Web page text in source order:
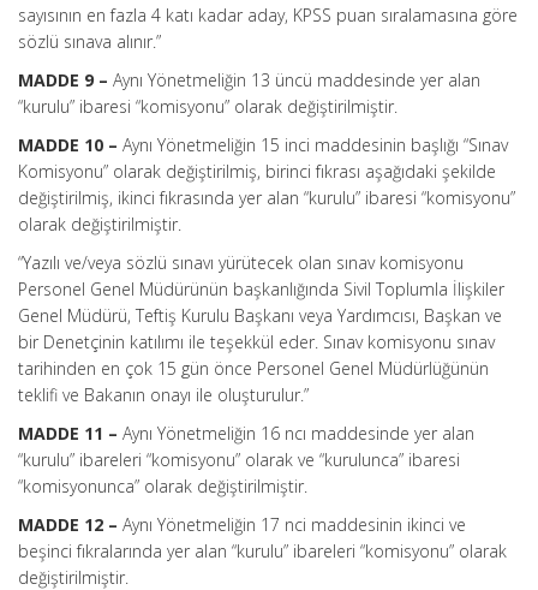
sayısının en fazla 4 katı kadar aday, KPSS puan sıralamasına göre
sözlü sınava alınır.”
MADDE 9 – Aynı Yönetmeliğin 13 üncü maddesinde yer alan
“kurulu” ibaresi “komisyonu” olarak değiştirilmiştir.
MADDE 10 – Aynı Yönetmeliğin 15 inci maddesinin başlığı “Sınav
Komisyonu” olarak değiştirilmiş, birinci fıkrası aşağıdaki şekilde
değiştirilmiş, ikinci fıkrasında yer alan “kurulu” ibaresi “komisyonu”
olarak değiştirilmiştir.
“Yazılı ve/veya sözlü sınavı yürütecek olan sınav komisyonu
Personel Genel Müdürünün başkanlığında Sivil Toplumla İlişkiler
Genel Müdürü, Teftiş Kurulu Başkanı veya Yardımcısı, Başkan ve
bir Denetçinin katılımı ile teşekkül eder. Sınav komisyonu sınav
tarihinden en çok 15 gün önce Personel Genel Müdürlüğünün
teklifi ve Bakanın onayı ile oluşturulur.”
MADDE 11 – Aynı Yönetmeliğin 16 ncı maddesinde yer alan
“kurulu” ibareleri “komisyonu” olarak ve “kurulunca” ibaresi
“komisyonunca” olarak değiştirilmiştir.
MADDE 12 – Aynı Yönetmeliğin 17 nci maddesinin ikinci ve
beşinci fıkralarında yer alan “kurulu” ibareleri “komisyonu” olarak
değiştirilmiştir.